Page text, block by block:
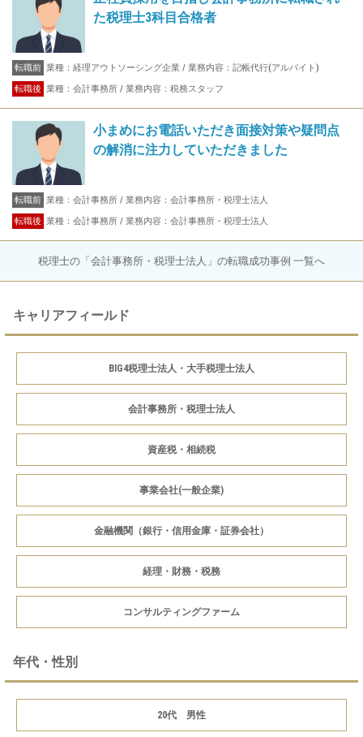
た税理士3科目合格者
転職前 業種：経理アウトソーシング企業 / 業務内容：記帳代行(アルバイト)
転職後 業種：会計事務所 / 業務内容：税務スタッフ
小まめにお電話いただき面接対策や疑問点
の解消に注力していただきました
転職前 業種：会計事務所 / 業務内容：会計事務所・税理士法人
転職後 業種：会計事務所 / 業務内容：会計事務所・税理士法人
税理士の「会計事務所・税理士法人」の転職成功事例 一覧へ
キャリアフィールド
BIG4税理士法人・大手税理士法人
会計事務所・税理士法人
資産税・相続税
事業会社(一般企業)
金融機関（銀行・信用金庫・証券会社）
経理・財務・税務
コンサルティングファーム
年代・性別
20代 男性